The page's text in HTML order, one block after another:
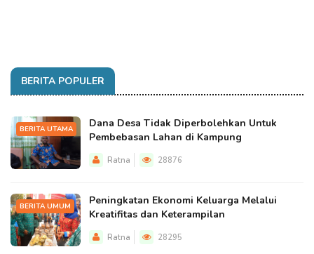
BERITA POPULER
BERITA UTAMA
Dana Desa Tidak Diperbolehkan Untuk
Pembebasan Lahan di Kampung
Ratna 28876
BERITA UMUM
Peningkatan Ekonomi Keluarga Melalui
Kreatifitas dan Keterampilan
Ratna 28295